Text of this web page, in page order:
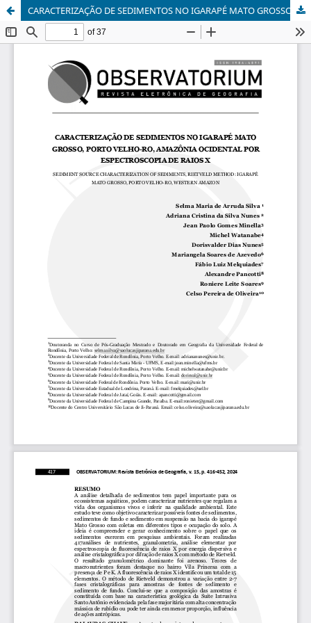
CARACTERIZAÇÃO DE SEDIMENTOS NO IGARAPÉ MATO GROSSO, PORTO VELHO-RO, AMAZÔNIA OCIDENTAL POR ESPECTROSCOPIA DE RAIOS X